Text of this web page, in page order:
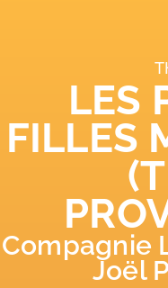
LES
FILLES
Compagnie
Joël